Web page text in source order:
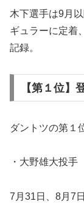
木下選手は9月
ギュラーに定着
記録。
【第１位】
ダントツの第１
・大野雄大投手
7月31日、8月7